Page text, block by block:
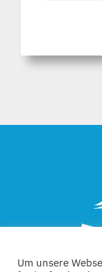
Um unsere